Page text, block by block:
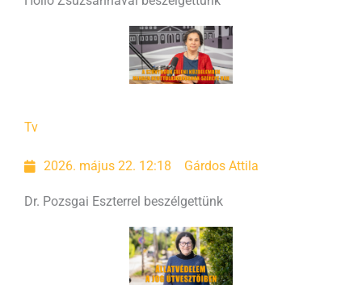
Tv
2026. május 22. 12:18 Gárdos Attila
Dr. Pozsgai Eszterrel beszélgettünk